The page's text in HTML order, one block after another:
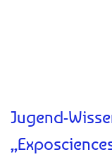
Jugend-